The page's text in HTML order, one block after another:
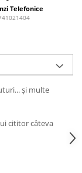
Telefonice
şi multe
cititor câteva